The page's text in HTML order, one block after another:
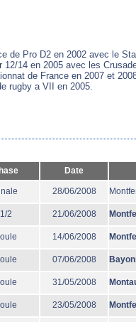
de Pro D2 en 2002 avec le
12/14 en 2005 avec les
de France en 2007 et
rugby a VII en 2005.
Date
28/06/2008
1/2 21/06/2008
14/06/2008
07/06/2008
31/05/2008
23/05/2008